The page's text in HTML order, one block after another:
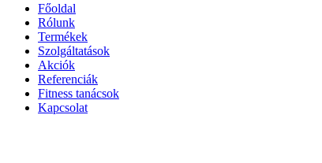
Főoldal
Rólunk
Termékek
Szolgáltatások
Akciók
Referenciák
Fitness tanácsok
Kapcsolat